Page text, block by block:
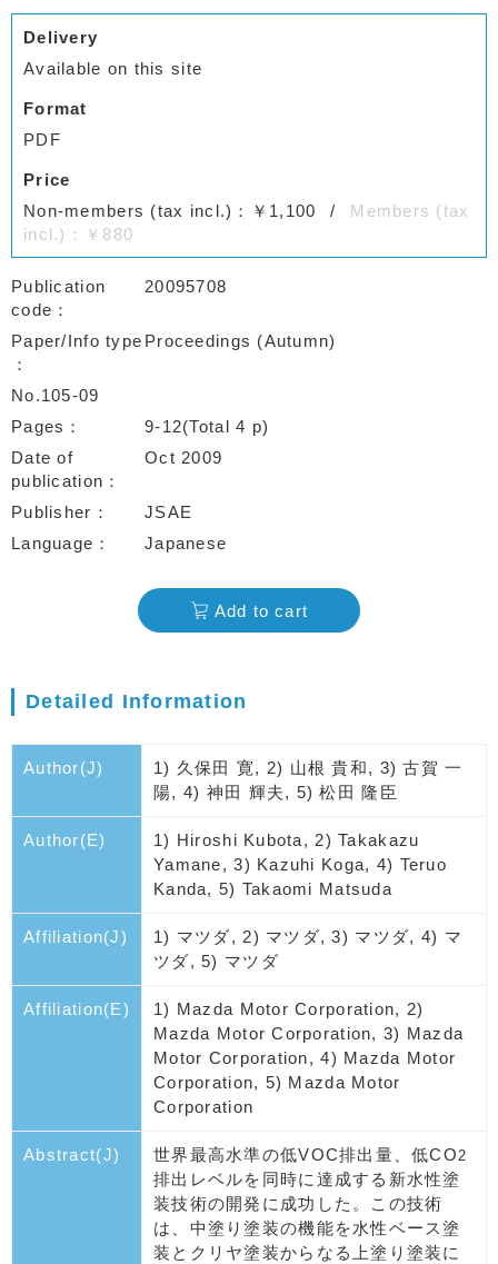
Delivery
Available on this site
Format
PDF
Price
Non-members (tax incl.)：￥1,100
Members (tax
incl.)：￥880
Publication
code
20095708
Paper/Info type Proceedings (Autumn)
No.105-09
Pages
9-12(Total 4 p)
Date of
publication
Oct 2009
Publisher
JSAE
Language
Japanese
Add to cart
Detailed Information
Author(J)
1) 久保田 寛, 2) 山根 貴和, 3) 古賀 一
陽, 4) 神田 輝夫, 5) 松田 隆臣
Author(E)
1) Hiroshi Kubota, 2) Takakazu
Yamane, 3) Kazuhi Koga, 4) Teruo
Kanda, 5) Takaomi Matsuda
Affiliation(J)
1) マツダ, 2) マツダ, 3) マツダ, 4) マ
ツダ, 5) マツダ
Affiliation(E)
1) Mazda Motor Corporation, 2)
Mazda Motor Corporation, 3) Mazda
Motor Corporation, 4) Mazda Motor
Corporation, 5) Mazda Motor
Corporation
Abstract(J) 世界最高水準の低VOC排出量、低CO2
排出レベルを同時に達成する新水性塗
装技術の開発に成功した。この技術
は、中塗り塗装の機能を水性ベース塗
装とクリヤ塗装からなる上塗り塗装に